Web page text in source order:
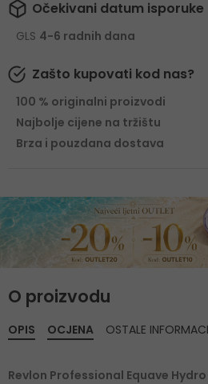
Očekivani datum isporuke
GLS 4-6 radnih dana
Zašto kupovati kod nas?
100 % originalni proizvodi
Najbolje cijene na tržištu
Brza i pouzdana dostava
O proizvodu
OPIS
Revlon Professional Equave Hydro
OCJENA OSTALE